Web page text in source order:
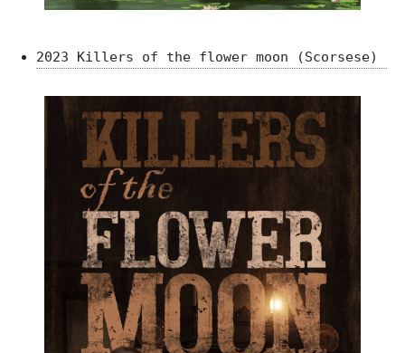
2023 Killers of the flower moon (Scorsese)